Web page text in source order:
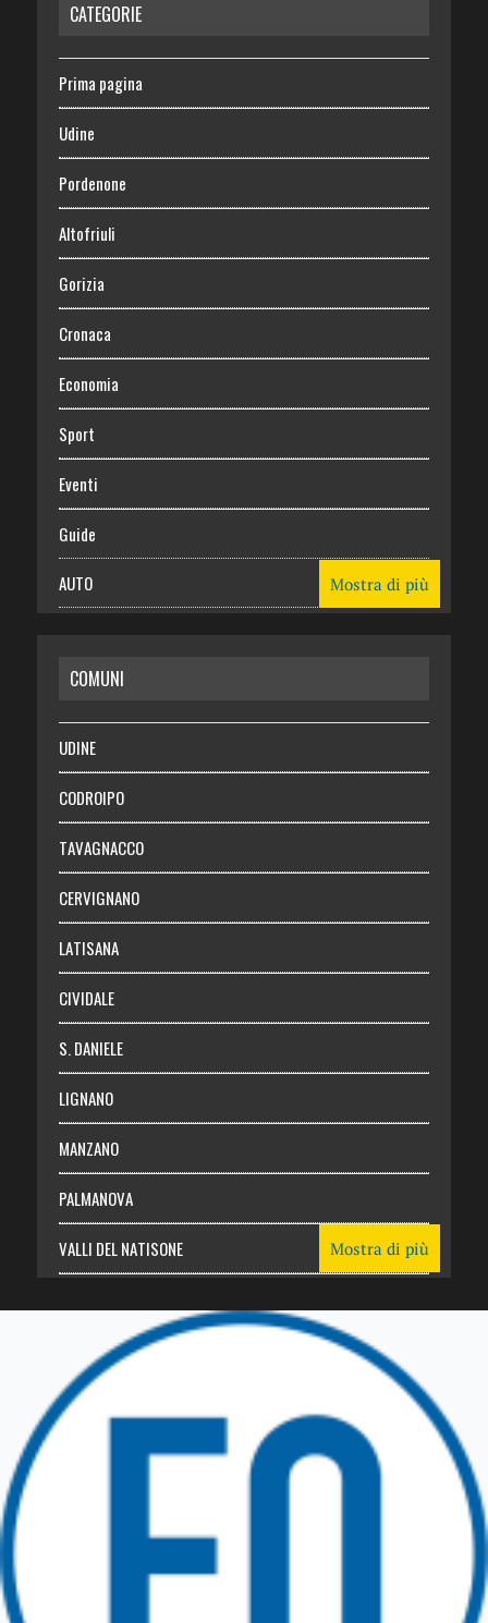
CATEGORIE
Prima pagina
Udine
Pordenone
Altofriuli
Gorizia
Cronaca
Economia
Sport
Eventi
Guide
AUTO
RISPARMIO
SALUTE
Necrologie
Chi siamo
Abbonati
Login
Mostra di più
COMUNI
UDINE
CODROIPO
TAVAGNACCO
CERVIGNANO
LATISANA
CIVIDALE
S. DANIELE
LIGNANO
MANZANO
PALMANOVA
VALLI DEL NATISONE
TRICESIMO
TARCENTO
GEMONA DEL FRIULI
Mostra di più